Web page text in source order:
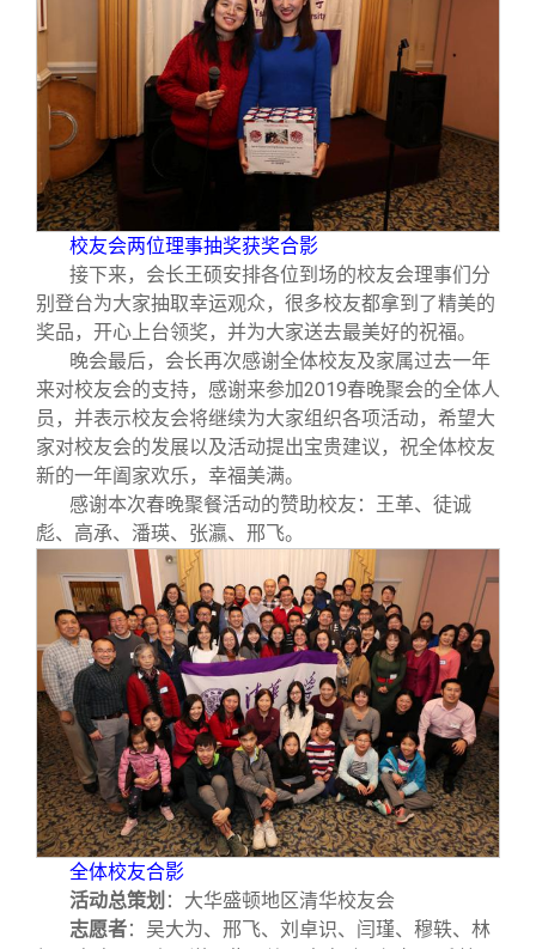
校友会两位理事抽奖获奖合影
接下来，会长王硕安排各位到场的校友会理事们分
别登台为大家抽取幸运观众，很多校友都拿到了精美的
奖品，开心上台领奖，并为大家送去最美好的祝福。
晚会最后，会长再次感谢全体校友及家属过去一年
来对校友会的支持，感谢来参加2019春晚聚会的全体人
员，并表示校友会将继续为大家组织各项活动，希望大
家对校友会的发展以及活动提出宝贵建议，祝全体校友
新的一年阖家欢乐，幸福美满。
感谢本次春晚聚餐活动的赞助校友：王革、徒诚
彪、高承、潘瑛、张瀛、邢飞。
全体校友合影
活动总策划 ：大华盛顿地区清华校友会
志愿者：吴大为、邢飞、刘卓识、闫瑾、穆轶、林